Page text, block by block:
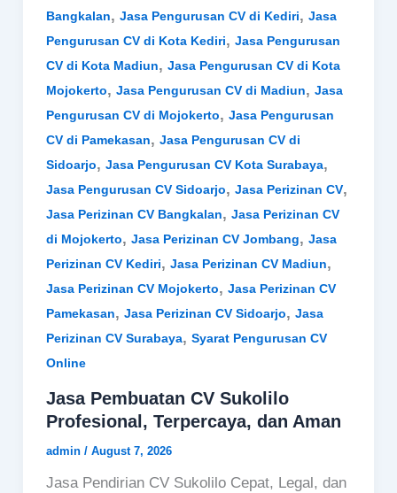
Bangkalan, Jasa Pengurusan CV di Kediri, Jasa
Pengurusan CV di Kota Kediri, Jasa Pengurusan
CV di Kota Madiun, Jasa Pengurusan CV di Kota
Mojokerto, Jasa Pengurusan CV di Madiun, Jasa
Pengurusan CV di Mojokerto, Jasa Pengurusan
CV di Pamekasan, Jasa Pengurusan CV di
Sidoarjo, Jasa Pengurusan CV Kota Surabaya,
Jasa Pengurusan CV Sidoarjo, Jasa Perizinan CV,
Jasa Perizinan CV Bangkalan, Jasa Perizinan CV
di Mojokerto, Jasa Perizinan CV Jombang, Jasa
Perizinan CV Kediri, Jasa Perizinan CV Madiun,
Jasa Perizinan CV Mojokerto, Jasa Perizinan CV
Pamekasan, Jasa Perizinan CV Sidoarjo, Jasa
Perizinan CV Surabaya, Syarat Pengurusan CV
Online
Jasa Pembuatan CV Sukolilo
Profesional, Terpercaya, dan Aman
admin / August 7, 2026
Jasa Pendirian CV Sukolilo Cepat, Legal, dan